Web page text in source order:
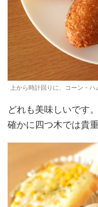
上から時計回りに、コーン・
どれも美味しいです。
確かに四つ木では貴